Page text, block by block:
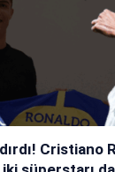
Cristiano